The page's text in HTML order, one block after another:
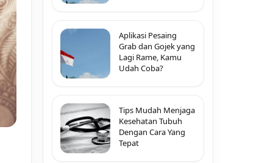
Aplikasi Pesaing
Grab dan Gojek yang
Lagi Rame, Kamu
Udah Coba?
Tips Mudah Menjaga
Kesehatan Tubuh
Dengan Cara Yang
Tepat